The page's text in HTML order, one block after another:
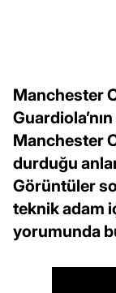
Manchester
Manchester
durduğu
Görüntüler
teknik adam
yorumunda